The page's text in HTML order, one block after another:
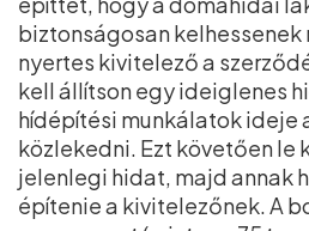
biztonságosan kelhessenek
nyertes kivitelező a
kell állítson egy ideiglenes
hídépítési munkálatok ideje
közlekedni. Ezt követően le
jelenlegi hidat, majd annak
építenie a kivitelezőnek. A